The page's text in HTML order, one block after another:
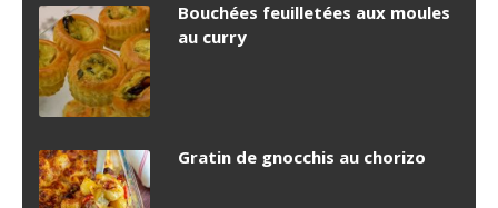
Bouchées feuilletées aux moules
au curry
Gratin de gnocchis au chorizo